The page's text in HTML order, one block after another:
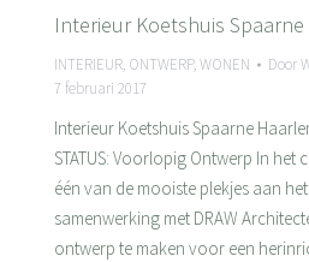
Interieur Koetshuis
INTERIEUR, ONTWERP,WONEN Door
7 februari 2017
Interieur Koetshuis Spaarne
STATUS: Voorlopig Ontwerp In het
één van de mooiste plekjes aan
samenwerking met DRAW
ontwerp te maken voor een